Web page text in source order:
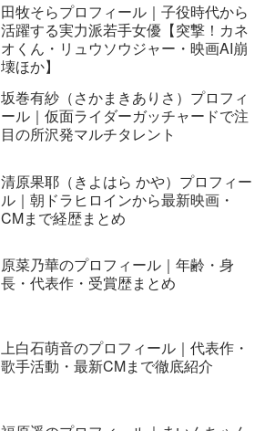
田牧そらプロフィール｜子役時代から
活躍する実力派若手女優【突撃！カネ
オくん・リュウソウジャー・映画AI崩
壊ほか】
坂巻有紗（さかまきありさ）プロフィ
ール｜仮面ライダーガッチャードで注
目の所沢発マルチタレント
清原果耶（きよはら かや）プロフィー
ル｜朝ドラヒロインから最新映画・
CMまで経歴まとめ
原菜乃華のプロフィール｜年齢・身
長・代表作・受賞歴まとめ
上白石萌音のプロフィール｜代表作・
歌手活動・最新CMまで徹底紹介